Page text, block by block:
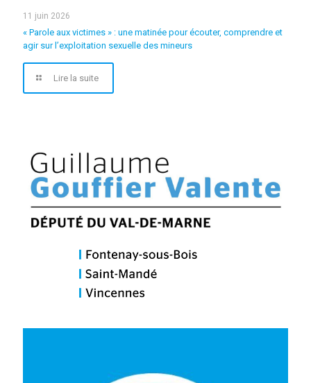
11 juin 2026
« Parole aux victimes » : une matinée pour écouter, comprendre et
agir sur l’exploitation sexuelle des mineurs
Lire la suite